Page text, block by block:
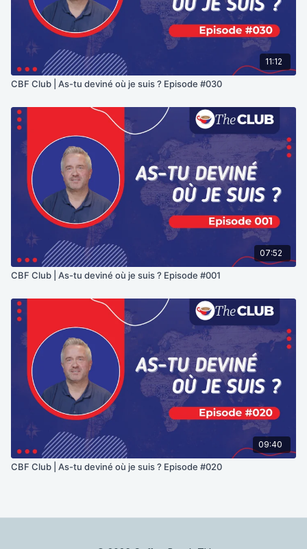
11:12
CBF Club | As-tu deviné où je suis ? Episode #030
07:52
CBF Club | As-tu deviné où je suis ? Episode #001
09:40
CBF Club | As-tu deviné où je suis ? Episode #020